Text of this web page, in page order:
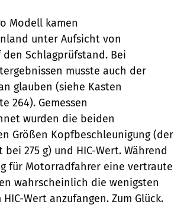
Modell kamen
unter Aufsicht von
den Schlagprüfstand. Bei
musste auch der
glauben (siehe Kasten
264). Gemessen
wurden die beiden
Größen Kopfbeschleunigung (der
275 g) und HIC-Wert. Während
für Motorradfahrer eine vertraute
wahrscheinlich die wenigsten
Wert anzufangen. Zum Glück.